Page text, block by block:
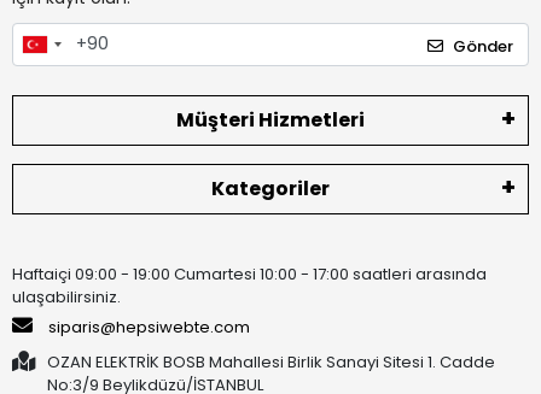
Gönder
Müşteri Hizmetleri
Kategoriler
Haftaiçi 09:00 - 19:00 Cumartesi 10:00 - 17:00 saatleri arasında
ulaşabilirsiniz.
siparis@hepsiwebte.com
OZAN ELEKTRİK BOSB Mahallesi Birlik Sanayi Sitesi 1. Cadde
No:3/9 Beylikdüzü/İSTANBUL